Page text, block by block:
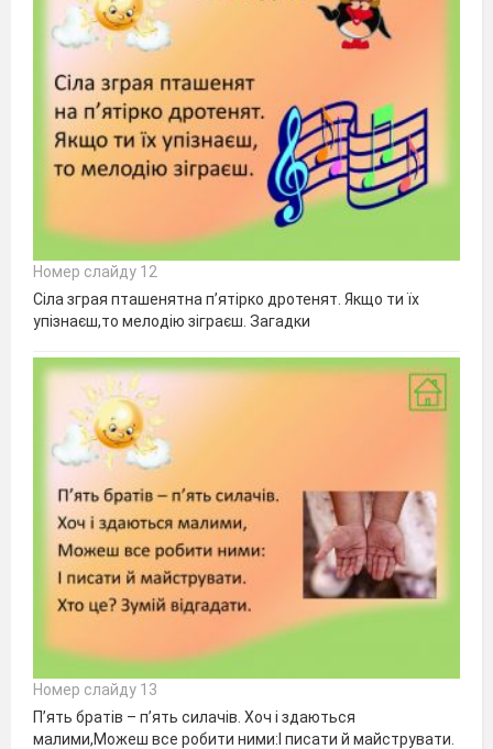
Номер слайду 12
Сіла зграя пташенятна п’ятірко дротенят. Якщо ти їх
упізнаєш,то мелодію зіграєш. Загадки
Номер слайду 13
П’ять братів – п’ять силачів. Хоч і здаються
малими,Можеш все робити ними:І писати й майструвати.